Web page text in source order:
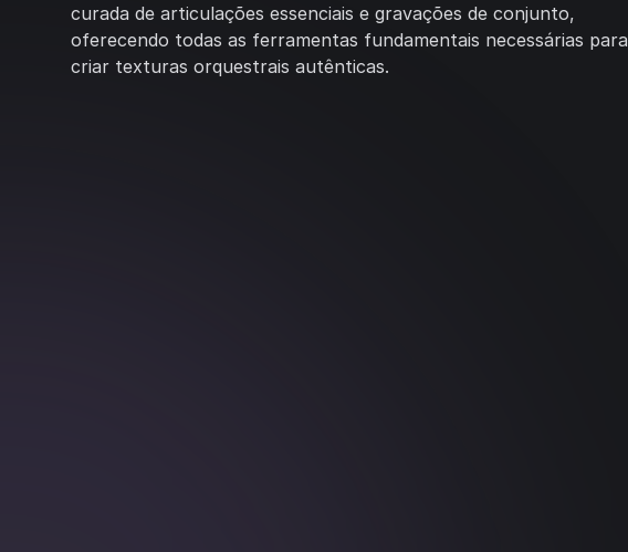
curada de articulações essenciais e gravações de conjunto,
oferecendo todas as ferramentas fundamentais necessárias para
criar texturas orquestrais autênticas.